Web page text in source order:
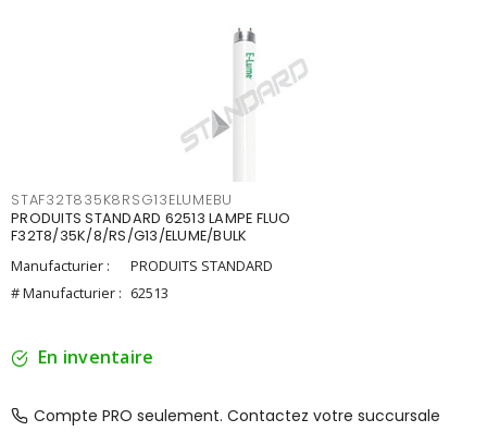
STAF32T835K8RSG13ELUMEBU
PRODUITS STANDARD 62513 LAMPE FLUO
F32T8/35K/8/RS/G13/ELUME/BULK
Manufacturier :
PRODUITS STANDARD
# Manufacturier : 62513
En inventaire
Compte PRO seulement. Contactez votre succursale